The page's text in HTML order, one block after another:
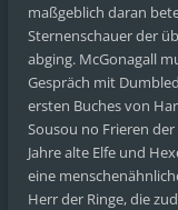
maßgeblich daran
Sternenschauer der
abging. McGonagall
Gespräch mit
ersten Buches von
Sousou no Frieren
Jahre alte Elfe und
eine
Herr der Ringe, die